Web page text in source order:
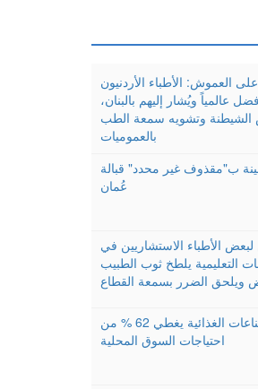
العموش: الأطباء الأردنيون
عالمياً ويُشار إليهم بالبنان،
وتشويه سمعة الطب
بالعموميات
ب"مقذوف غير محدد" قبالة
عُمان
الأطباء الاستشاريين في
التعليمية يلطخ ثوب الطبيب
قطاع الصناعات الغذائية يغطي 62 % من
احتياجات السوق المحلية